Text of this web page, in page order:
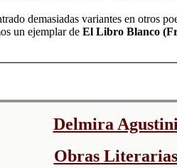
demasiadas variantes en otros
un ejemplar de El Libro Blanco
Delmira Agustini
Obras Literarias